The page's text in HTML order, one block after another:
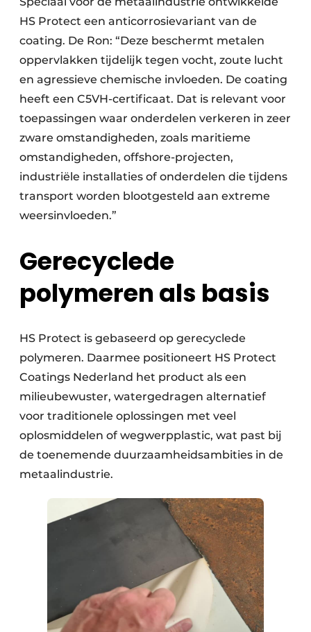
HS Protect een anticorrosievariant van de
coating. De Ron: “Deze beschermt metalen
oppervlakken tijdelijk tegen vocht, zoute lucht
en agressieve chemische invloeden. De coating
heeft een C5VH-certificaat. Dat is relevant voor
toepassingen waar onderdelen verkeren in zeer
zware omstandigheden, zoals maritieme
omstandigheden, offshore-projecten,
industriële installaties of onderdelen die tijdens
transport worden blootgesteld aan extreme
weersinvloeden.”
Gerecyclede
polymeren als basis
HS Protect is gebaseerd op gerecyclede
polymeren. Daarmee positioneert HS Protect
Coatings Nederland het product als een
milieubewuster, watergedragen alternatief
voor traditionele oplossingen met veel
oplosmiddelen of wegwerpplastic, wat past bij
de toenemende duurzaamheidsambities in de
metaalindustrie.